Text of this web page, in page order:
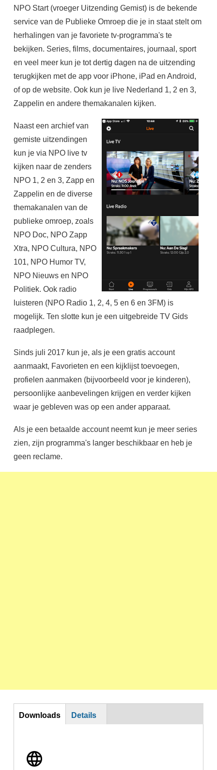
NPO Start (vroeger Uitzending Gemist) is de bekende
service van de Publieke Omroep die je in staat stelt om
herhalingen van je favoriete tv-programma's te
bekijken. Series, films, documentaires, journaal, sport
en veel meer kun je tot dertig dagen na de uitzending
terugkijken met de app voor iPhone, iPad en Android,
of op de website. Ook kun je live Nederland 1, 2 en 3,
Zappelin en andere themakanalen kijken.
Naast een archief van
gemiste uitzendingen
kun je via NPO live tv
kijken naar de zenders
NPO 1, 2 en 3, Zapp en
Zappelin en de diverse
themakanalen van de
publieke omroep, zoals
NPO Doc, NPO Zapp
Xtra, NPO Cultura, NPO
101, NPO Humor TV,
NPO Nieuws en NPO
Politiek. Ook radio
luisteren (NPO Radio 1, 2, 4, 5 en 6 en 3FM) is
mogelijk. Ten slotte kun je een uitgebreide TV Gids
raadplegen.
Sinds juli 2017 kun je, als je een gratis account
aanmaakt, Favorieten en een kijklijst toevoegen,
profielen aanmaken (bijvoorbeeld voor je kinderen),
persoonlijke aanbevelingen krijgen en verder kijken
waar je gebleven was op een ander apparaat.
Als je een betaalde account neemt kun je meer series
zien, zijn programma's langer beschikbaar en heb je
geen reclame.
Download
Downloads Details